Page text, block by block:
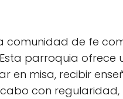
comunidad de fe
parroquia ofrece
en misa, recibir
con